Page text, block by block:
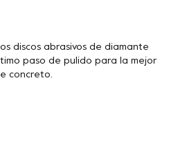
discos abrasivos de diamante
paso de pulido para la mejor
concreto.